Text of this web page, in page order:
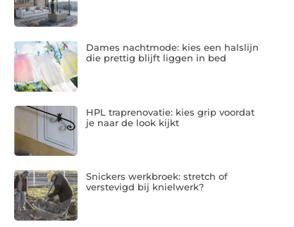
Dames nachtmode: kies een halslijn
die prettig blijft liggen in bed
HPL traprenovatie: kies grip voordat
je naar de look kijkt
Snickers werkbroek: stretch of
verstevigd bij knielwerk?